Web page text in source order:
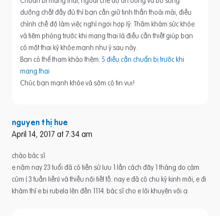
dưỡng chất đầy đủ thì bạn cần giữ tinh thần thoải mái, điều
chỉnh chế độ làm việc nghỉ ngơi hợp lý. Thăm khám sức khỏe
và tiêm phòng trước khi mang thai là điều cần thiết giúp bạn
có một thai kỳ khỏe mạnh như ý sau này.
Bạn có thể tham khảo thêm:5 điều cần chuẩn bị trước khi
mang thai
Chúc bạn mạnh khỏe và sớm có tin vui!
nguyen thị hue
April 14, 2017 at 7:34 am
chào bác sĩ
e năm nay 23 tuổi đã có tiền sử lưu 1 lần cách đây 1 tháng do cảm
cúm ( 3 tuần liền) và thiếu nội tiết tố. nay e đã có chu kỳ kinh mới, e đi
khám thì e bị rubela lên đến 1114. bác sĩ cho e lời khuyên với ạ